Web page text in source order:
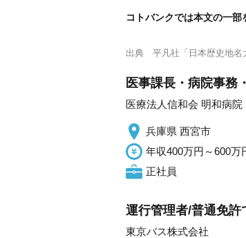
コトバンクでは本文の一
出典 平凡社「日本歴史地名
医事課長・病院事務
医療法人信和会 明和病院
兵庫県 西宮市
年収400万円～600万
正社員
運行管理者/普通免
東京バス株式会社